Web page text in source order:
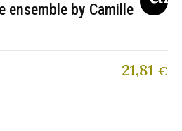
ensemble by Camille
21,81 €